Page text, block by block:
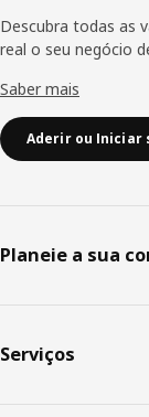
Descubra todas as
real o seu negócio
Saber mais
Aderir ou Iniciar
Planeie a sua
Serviços